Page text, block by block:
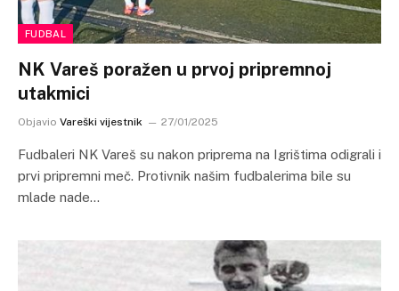
FUDBAL
NK Vareš poražen u prvoj pripremnoj
utakmici
Objavio Vareški vijestnik 27/01/2025
Fudbaleri NK Vareš su nakon priprema na Igrištima odigrali i
prvi pripremni meč. Protivnik našim fudbalerima bile su
mlade nade…